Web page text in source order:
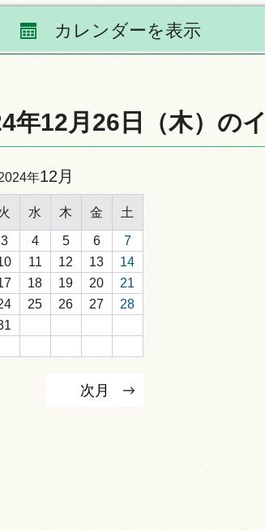
カレンダーを表示
年12月26日（木）の
年12月
水 木 金 土
3 4 5 6
7
11 12 13
14
18 19 20
21
25 26 27
28
次月